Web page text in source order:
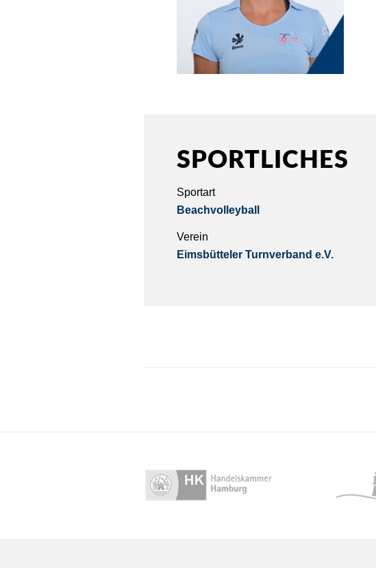
SPORTLICHES
Sportart
Beachvolleyball
Verein
Eimsbütteler Turnverband e.V.